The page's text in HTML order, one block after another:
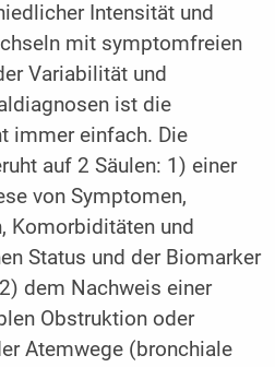
Intensität und
mit symptomfreien
Variabilität und
ist die
immer einfach. Die
auf 2 Säulen: 1) einer
von Symptomen,
Komorbiditäten und
Status und der Biomarker
dem Nachweis einer
Obstruktion oder
Atemwege (bronchiale